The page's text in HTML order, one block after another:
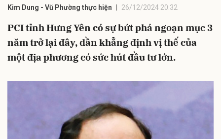
Kim Dung - Vũ Phường thực hiện 26/12/2024 20:32
PCI tỉnh Hưng Yên có sự bứt phá ngoạn mục 3
năm trở lại đây, dần khẳng định vị thế của
một địa phương có sức hút đầu tư lớn.
Hủy